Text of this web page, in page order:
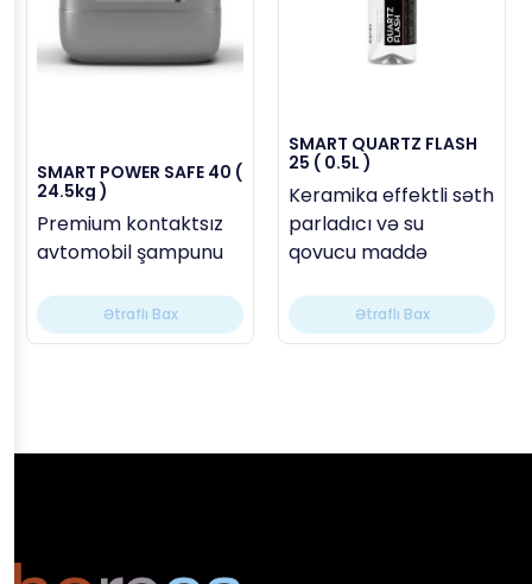
SMART POWER SAFE 40 (
24.5kg )
Premium kontaktsız
avtomobil şampunu
Ətraflı Bax
SMART QUARTZ FLASH
25 ( 0.5L )
Keramika effektli səth
parladıcı və su
qovucu maddə
Ətraflı Bax